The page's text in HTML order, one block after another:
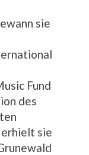
sie
Fund
des
sie